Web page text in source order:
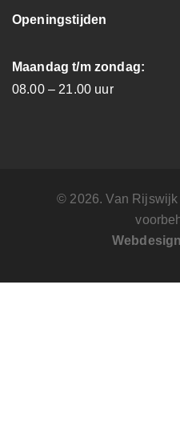
Openingstijden
Maandag t/m zondag:
08.00 – 21.00 uur
© 2026. Van Rijswijk
Webdesign